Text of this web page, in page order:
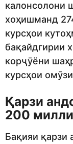
калонсолони
хоҳишманд
курсҳои
бақайдгирии
корҷӯёни
курсҳои
Қарзи
200
Бақияи қарзи